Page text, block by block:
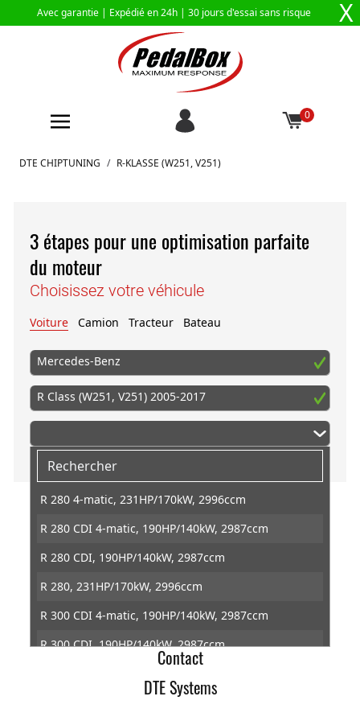
Avec garantie | Expédié en 24h | 30 jours d'essai sans risque X
0
Aller au contenu
DTE CHIPTUNING / R-KLASSE (W251, V251)
3 étapes pour une optimisation parfaite
du moteur
Choisissez votre véhicule
Voiture Camion Tracteur Bateau
Mercedes-Benz
R Class (W251, V251) 2005-2017
R 280 4-matic, 231HP/170kW, 2996ccm
R 280 CDI 4-matic, 190HP/140kW, 2987ccm
R 280 CDI, 190HP/140kW, 2987ccm
R 280, 231HP/170kW, 2996ccm
R 300 CDI 4-matic, 190HP/140kW, 2987ccm
R 300 CDI, 190HP/140kW, 2987ccm
DTE Systems
Conditions générales de ventes
Retractation
Protection des données
Contact
DTE Systems